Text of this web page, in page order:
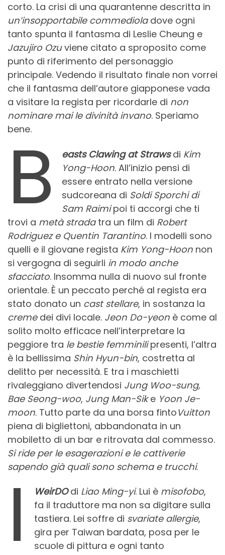
corto. La crisi di una quarantenne descritta in
un’insopportabile commedioladove ogni
tanto spunta il fantasma di Leslie Cheung e
Jazujiro Ozuviene citato a sproposito come
punto di riferimento del personaggio
principale. Vedendo il risultato finale non vorrei
che il fantasma dell’autore giapponese vada
a visitare la regista per ricordarle di non
nominare mai le divinità invano. Speriamo
bene.
B easts Clawing at Strawsdi Kim
Yong-Hoon. All’inizio pensi di
essere entrato nella versione
sudcoreana di Soldi Sporchi di
Sam Raimipoi ti accorgi che ti
trovi a metà stradatra un film di Robert
Rodriguez e Quentin Tarantino. I modelli sono
quelli e il giovane regista Kim Yong-Hoon non
si vergogna di seguirli in modo anche
sfacciato. Insomma nulla di nuovo sul fronte
orientale. È un peccato perché al regista era
stato donato un cast stellare, in sostanza la
cremedei divi locale. Jeon Do-yeon è come al
solito molto efficace nell’interpretare la
peggiore tra le bestie femminilipresenti, l’altra
è la bellissima Shin Hyun-bin, costretta al
delitto per necessità. E tra i maschietti
rivaleggiano divertendosi Jung Woo-sung,
Bae Seong-woo, Jung Man-Sike Yoon Je-
moon. Tutto parte da una borsa fintoVuitton
piena di bigliettoni, abbandonata in un
mobiletto di un bar e ritrovata dal commesso.
Si ride per le esagerazioni e le cattiverie
sapendo già quali sono schema e trucchi.
I WeirDOdi Liao Ming-yi. Lui è misofobo,
fa il traduttore ma non sa digitare sulla
tastiera. Lei soffre di svariate allergie,
gira per Taiwan bardata, posa per le
scuole di pittura e ogni tanto